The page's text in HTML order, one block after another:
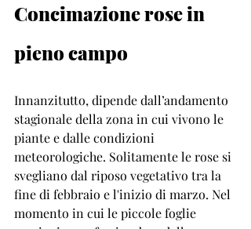
Concimazione rose in
pieno campo
Innanzitutto, dipende dall’andamento
stagionale della zona in cui vivono le
piante e dalle condizioni
meteorologiche. Solitamente le rose si
svegliano dal riposo vegetativo tra la
fine di febbraio e l'inizio di marzo. Nel
momento in cui le piccole foglie